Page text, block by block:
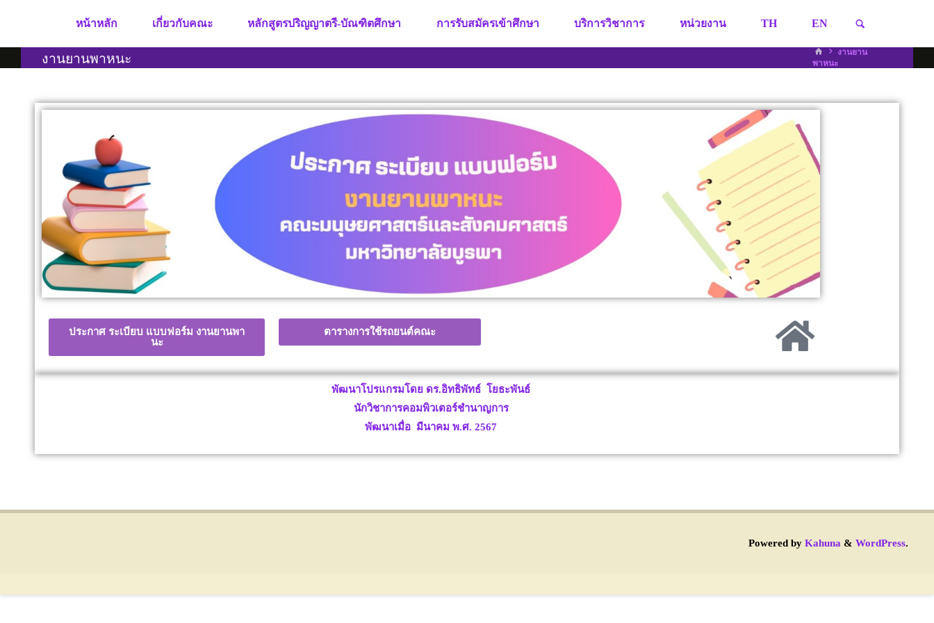
หน้าหลัก เกี่ยวกับคณะ หลักสูตรปริญญาตรี-บัณฑิตศึกษา การรับสมัครเข้าศึกษา บริการวิชาการ หน่วยงาน TH EN
งานยานพาหนะ
งานยาน
พาหนะ
ประกาศ ระเบียบ แบบฟอร์ม งานยานพา
นะ
ตารางการใช้รถยนต์คณะ
พัฒนาโปรแกรมโดย ดร.อิทธิพัทธ์ โยธะพันธ์
นักวิชาการคอมพิวเตอร์ชำนาญการ
พัฒนาเมื่อ มีนาคม พ.ศ. 2567
Powered byKahuna & WordPress.